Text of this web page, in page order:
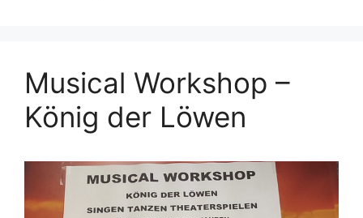
Musical Workshop –
König der Löwen